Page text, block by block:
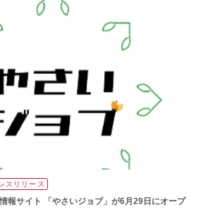
スリリース
報サイト 「やさいジョブ」が6月29日にオープ